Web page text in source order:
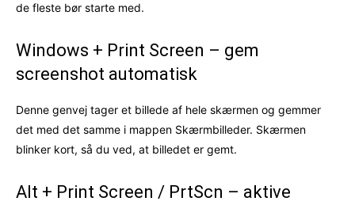
de fleste bør starte med.
Windows + Print Screen – gem
screenshot automatisk
Denne genvej tager et billede af hele skærmen og gemmer
det med det samme i mappen Skærmbilleder. Skærmen
blinker kort, så du ved, at billedet er gemt.
Alt + Print Screen / PrtScn – aktive